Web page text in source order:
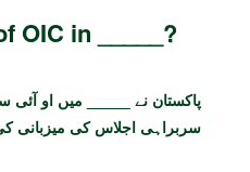
OIC in _____?
پاکستان نے _____ میں او
سربراہی اجلاس کی میزبانی